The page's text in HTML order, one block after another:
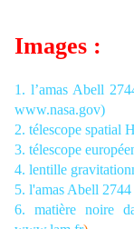
Images :
1. l’amas Abell
www.nasa.gov)
2. télescope spatial
3. télescope
4. lentille
5. l'amas Abell 2744
6. matière noire